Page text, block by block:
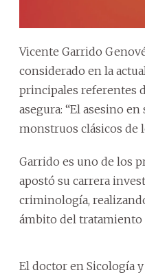
Vicente Garrido
considerado en la
principales referentes
asegura: “El asesino
monstruos clásicos de
Garrido es uno de los
apostó su carrera
criminología,
ámbito del
El doctor en Sicología